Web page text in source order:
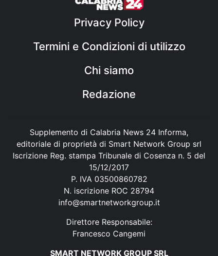
Privacy Policy
Termini e Condizioni di utilizzo
Chi siamo
Redazione
Supplemento di Calabria News 24 Informa,
editoriale di proprietà di Smart Network Group srl
Iscrizione Reg. stampa Tribunale di Cosenza n. 5 del
15/12/2017
P. IVA 03500860782
N. iscrizione ROC 28794
info@smartnetworkgroup.it
Direttore Responsabile:
Francesco Cangemi
SMART NETWORK GROUP SRL